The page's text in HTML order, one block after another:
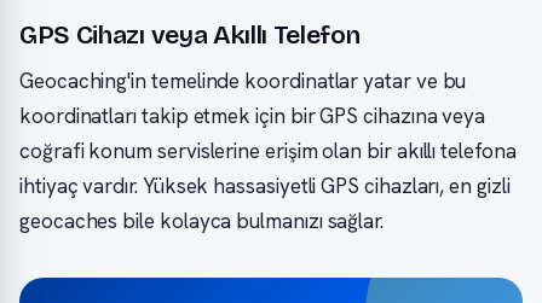
GPS Cihazı veya Akıllı Telefon
Geocaching'in temelinde koordinatlar yatar ve bu
koordinatları takip etmek için bir GPS cihazına veya
coğrafi konum servislerine erişim olan bir akıllı telefona
ihtiyaç vardır. Yüksek hassasiyetli GPS cihazları, en gizli
geocaches bile kolayca bulmanızı sağlar.